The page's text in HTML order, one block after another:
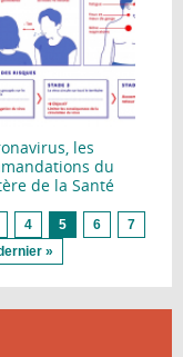
les
du
de la Santé
4 5 6
7
»